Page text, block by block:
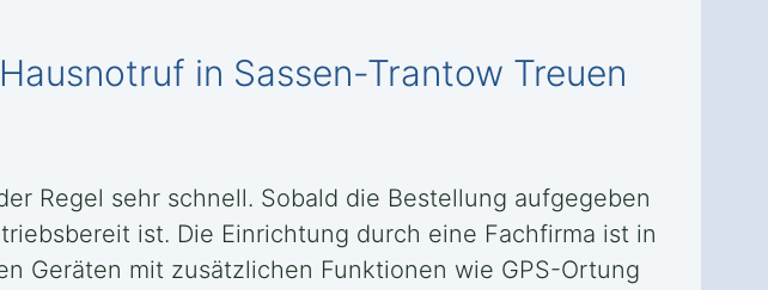
in Sassen-Trantow Treuen
Regel sehr schnell. Sobald die Bestellung aufgegeben
ist. Die Einrichtung durch eine Fachfirma ist in
Geräten mit zusätzlichen Funktionen wie GPS-Ortung